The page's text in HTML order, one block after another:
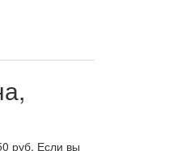
руб. Если вы